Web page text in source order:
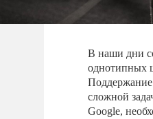
В наши дни
однотипных
Поддержание
сложной
Google,